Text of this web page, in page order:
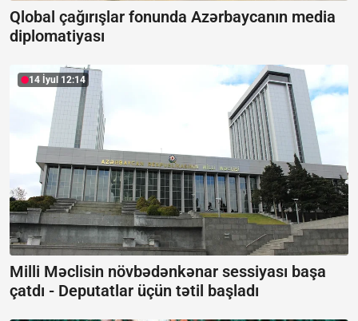
Qlobal çağırışlar fonunda Azərbaycanın media
diplomatiyası
14 İyul 12:14
Milli Məclisin növbədənkənar sessiyası başa
çatdı - Deputatlar üçün tətil başladı